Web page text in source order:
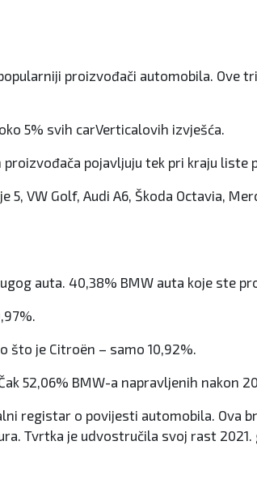
proizvođači automobila. Ove
5% svih carVerticalovih izvješća.
pojavljuju tek pri kraju liste
VW Golf, Audi A6, Škoda Octavia,
auta. 40,38% BMW auta koje ste
što je Citroën – samo 10,92%.
52,06% BMW-a napravljenih nakon
registar o povijesti automobila. Ova
Tvrtka je udvostručila svoj rast 2021.